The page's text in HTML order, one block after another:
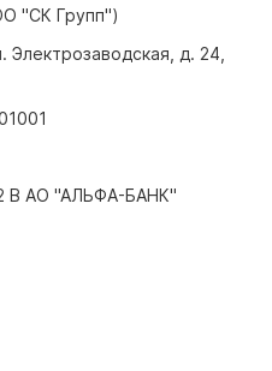
"СК Групп")
Электрозаводская, д. 24,
В АО "АЛЬФА-БАНК"